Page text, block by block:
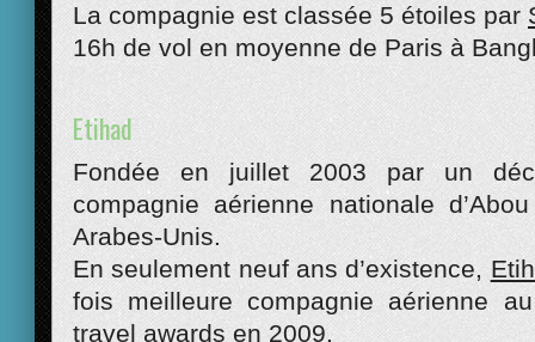
La compagnie est classée 5 étoiles par
16h de vol en moyenne de Paris à
Etihad
Fondée en juillet 2003 par un
compagnie aérienne nationale
Arabes-Unis.
En seulement neuf ans d’existence,
fois meilleure compagnie aérienne
travel awards en 2009.